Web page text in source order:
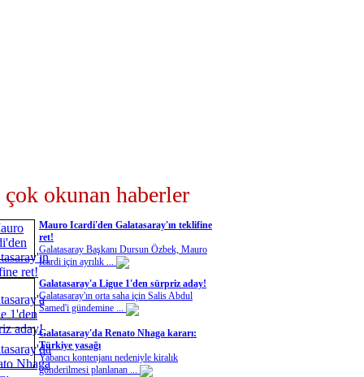
çok okunan haberler
Mauro Icardi'den Galatasaray'ın teklifine
ret!
Galatasaray Başkanı Dursun Özbek, Mauro
Icardi için ayrılık ...
Galatasaray'a Ligue 1'den sürpriz aday!
Galatasaray'ın orta saha için Salis Abdul
Samed'i gündemine ...
Galatasaray'da Renato Nhaga kararı:
Türkiye yasağı
Yabancı kontenjanı nedeniyle kiralık
gönderilmesi planlanan ...